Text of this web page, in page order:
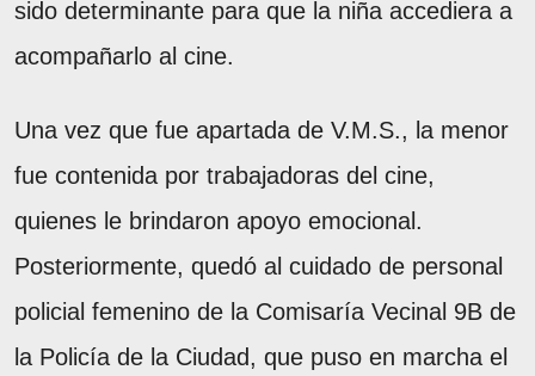
sido determinante para que la niña accediera a
acompañarlo al cine.
Una vez que fue apartada de V.M.S., la menor
fue contenida por trabajadoras del cine,
quienes le brindaron apoyo emocional.
Posteriormente, quedó al cuidado de personal
policial femenino de la Comisaría Vecinal 9B de
la Policía de la Ciudad, que puso en marcha el